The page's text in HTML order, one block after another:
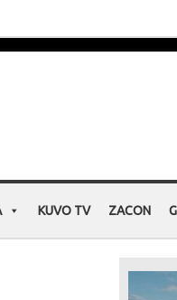
KUVO TV ZACON